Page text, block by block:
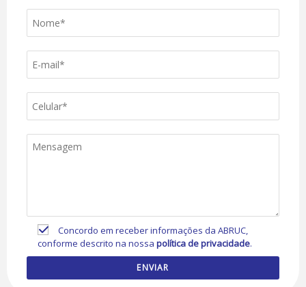
Concordo em receber informações da ABRUC,
conforme descrito na nossapolítica de privacidade.